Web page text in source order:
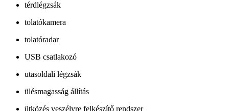
térdlégzsák
tolatókamera
tolatóradar
USB csatlakozó
utasoldali légzsák
ülésmagasság állítás
ütközés veszélyre felkészítő rendszer